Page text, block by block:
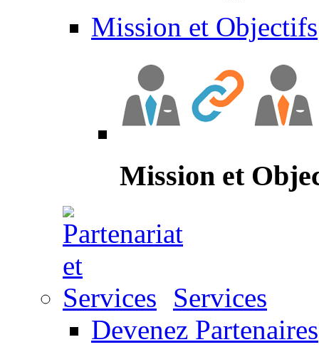
Mission et Objectifs
Mission et
Services
Devenez Partenaires